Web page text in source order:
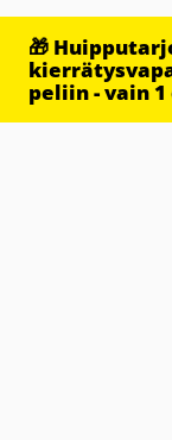
🎁
peliin - vain